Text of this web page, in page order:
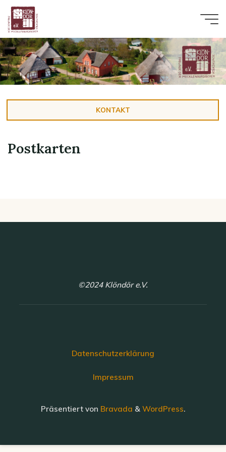
Zum
Inhalt
springen
KONTAKT
Postkarten
©2024 Klöndör e.V.
Datenschutzerklärung
Impressum
Präsentiert von Bravada & WordPress.